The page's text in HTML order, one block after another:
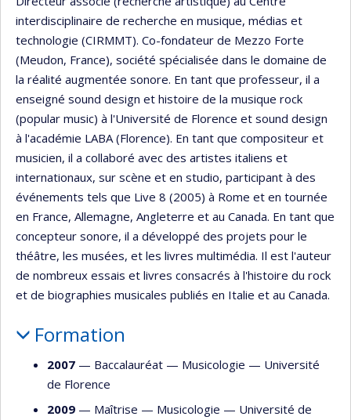
interdisciplinaire de recherche en musique, médias et
technologie (CIRMMT). Co-fondateur de Mezzo Forte
(Meudon, France), société spécialisée dans le domaine de
la réalité augmentée sonore. En tant que professeur, il a
enseigné sound design et histoire de la musique rock
(popular music) à l'Université de Florence et sound design
à l'académie LABA (Florence). En tant que compositeur et
musicien, il a collaboré avec des artistes italiens et
internationaux, sur scène et en studio, participant à des
événements tels que Live 8 (2005) à Rome et en tournée
en France, Allemagne, Angleterre et au Canada. En tant que
concepteur sonore, il a développé des projets pour le
théâtre, les musées, et les livres multimédia. Il est l'auteur
de nombreux essais et livres consacrés à l'histoire du rock
et de biographies musicales publiés en Italie et au Canada.
Formation
2007 — Baccalauréat — Musicologie — Université
de Florence
2009 — Maîtrise — Musicologie — Université de